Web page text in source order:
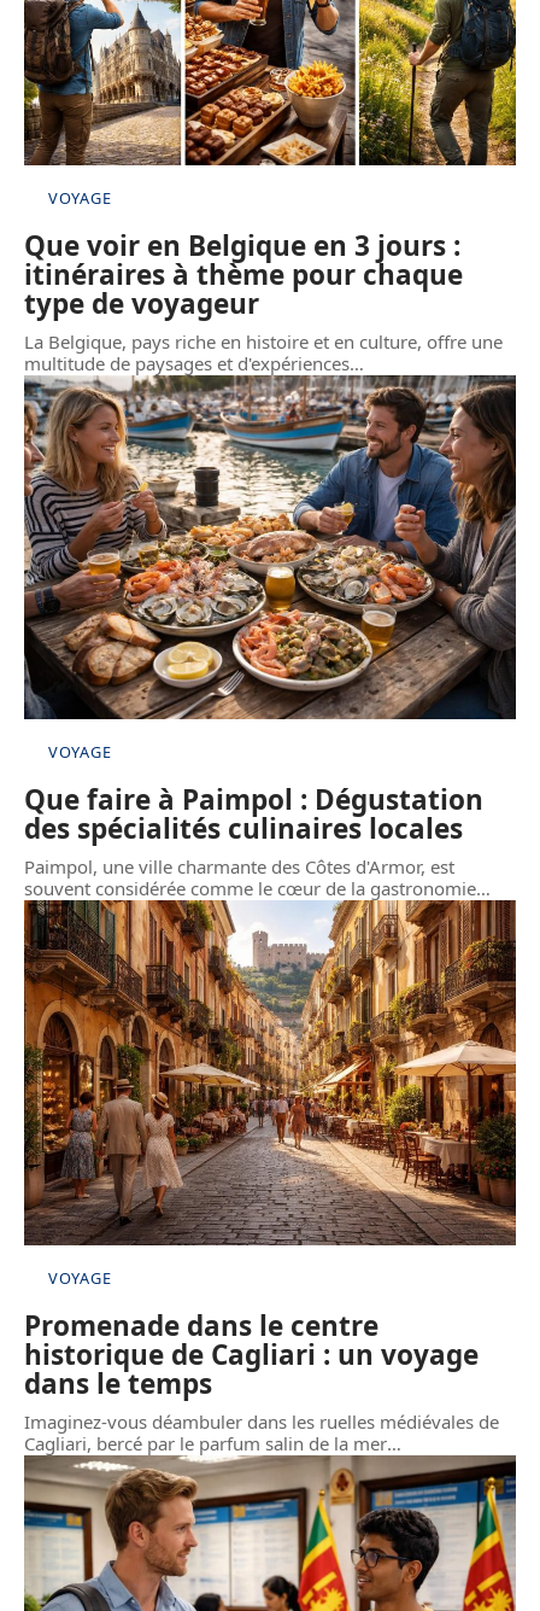
VOYAGE
Que voir en Belgique en 3 jours :
itinéraires à thème pour chaque
type de voyageur
La Belgique, pays riche en histoire et en culture, offre une
multitude de paysages et d'expériences…
VOYAGE
Que faire à Paimpol : Dégustation
des spécialités culinaires locales
Paimpol, une ville charmante des Côtes d'Armor, est
souvent considérée comme le cœur de la gastronomie…
VOYAGE
Promenade dans le centre
historique de Cagliari : un voyage
dans le temps
Imaginez-vous déambuler dans les ruelles médiévales de
Cagliari, bercé par le parfum salin de la mer…